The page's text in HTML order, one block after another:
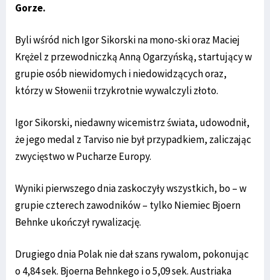
Gorze.
Byli wśród nich Igor Sikorski na mono-ski oraz Maciej
Krężel z przewodniczką Anną Ogarzyńską, startujący w
grupie osób niewidomych i niedowidzących oraz,
którzy w Słowenii trzykrotnie wywalczyli złoto.
Igor Sikorski, niedawny wicemistrz świata, udowodnił,
że jego medal z Tarviso nie był przypadkiem, zaliczając
zwycięstwo w Pucharze Europy.
Wyniki pierwszego dnia zaskoczyły wszystkich, bo – w
grupie czterech zawodników – tylko Niemiec Bjoern
Behnke ukończył rywalizację.
Drugiego dnia Polak nie dał szans rywalom, pokonując
o 4,84 sek. Bjoerna Behnkego i o 5,09 sek. Austriaka